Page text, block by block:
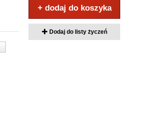
+ dodaj do koszyka
Dodaj do listy życzeń